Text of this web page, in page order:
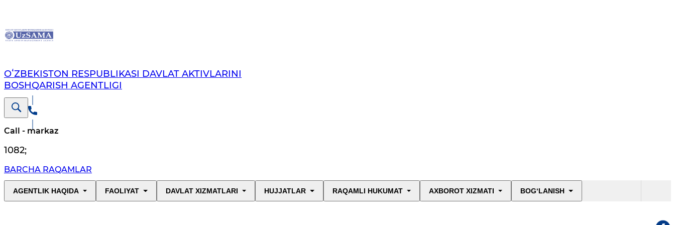
OʻZBEKISTON RESPUBLIKASI DAVLAT AKTIVLARINI
BOSHQARISH AGENTLIGI
Call - markaz
1082;
BARCHA RAQAMLAR
AGENTLIK HAQIDA FAOLIYAT DAVLAT XIZMATLARI HUJJATLAR RAQAMLI HUKUMAT AXBOROT XIZMATI BOG‘LANISH